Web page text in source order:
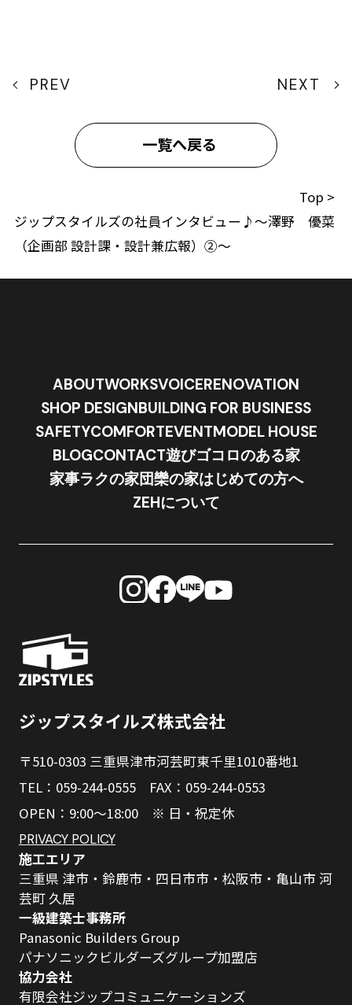
Top >
ジップスタイルズの社員インタビュー♪〜澤野 優菜
（企画部 設計課・設計兼広報）②〜
PREV
一覧へ戻る
NEXT
ABOUTWORKSVOICERENOVATION
SHOP DESIGNBUILDING FOR BUSINESS
SAFETYCOMFORTEVENTMODEL HOUSE
BLOGCONTACT遊びゴコロのある家
家事ラクの家団欒の家はじめての方へ
ZEHについて
ジップスタイルズ株式会社
〒510-0303 三重県津市河芸町東千里1010番地1
TEL：059-244-0555 FAX：059-244-0553
OPEN：9:00～18:00 ※ 日・祝定休
PRIVACY POLICY
施工エリア
三重県 津市・鈴鹿市・四日市市・松阪市・亀山市 河
芸町 久居
一級建築士事務所
Panasonic Builders Group
パナソニックビルダーズグループ加盟店
協力会社
有限会社ジップコミュニケーションズ